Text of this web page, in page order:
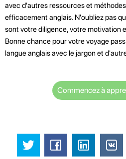
avec d'autres ressources et
efficacement anglais. N'oubliez pas
sont votre diligence, votre motivation
Bonne chance pour votre voyage
langue anglais avec le jargon et
Commencez à